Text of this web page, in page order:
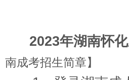
2023年湖南怀
南成考招生简章】